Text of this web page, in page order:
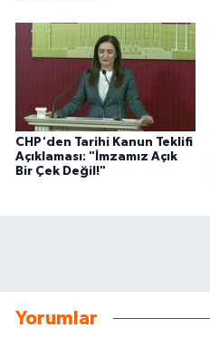
CHP'den Tarihi Kanun Teklifi
Açıklaması: "İmzamız Açık
Bir Çek Değil!"
Yorumlar